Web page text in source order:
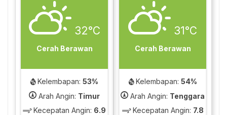
32°C
Cerah Berawan
Kelembapan: 53%
Arah Angin: Timur
Kecepatan Angin: 6.9
31°C
Cerah Berawan
Kelembapan: 54%
Arah Angin: Tenggara
Kecepatan Angin: 7.8